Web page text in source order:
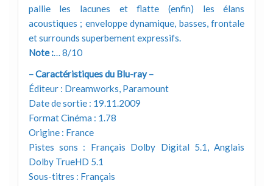
pallie les lacunes et flatte (enfin) les élans
acoustiques ; enveloppe dynamique, basses, frontale
et surrounds superbement expressifs.
Note :… 8/10
– Caractéristiques du Blu-ray –
Éditeur : Dreamworks, Paramount
Date de sortie : 19.11.2009
Format Cinéma : 1.78
Origine : France
Pistes sons : Français Dolby Digital 5.1, Anglais
Dolby TrueHD 5.1
Sous-titres : Français